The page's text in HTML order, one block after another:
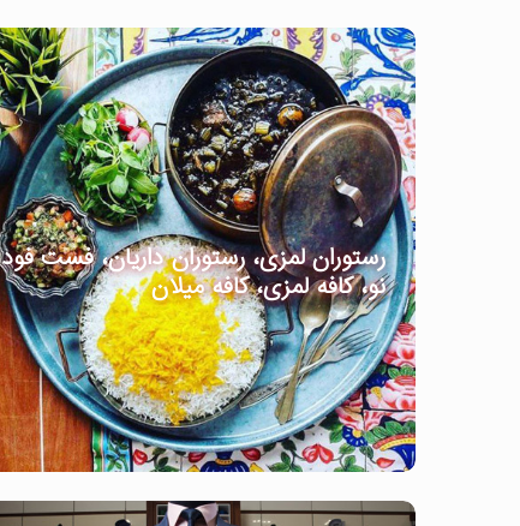
رستوران لمزی، رستوران داریان، فست فود
نو، کافه لمزی، کافه میلان